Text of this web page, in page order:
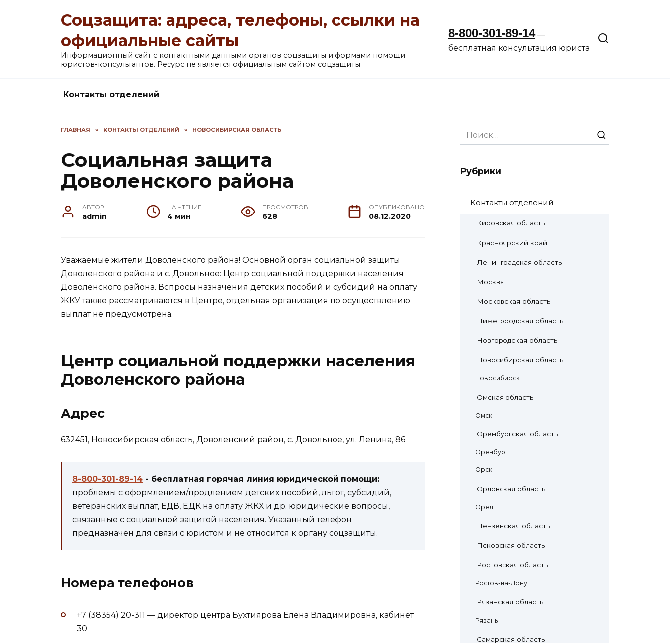
Соцзащита: адреса, телефоны, ссылки на
официальные сайты
Информационный сайт с контактными данными органов соцзащиты и формами помощи
юристов-консультантов. Ресурс не является официальным сайтом соцзащиты
8-800-301-89-14—
бесплатная консультация юриста
Контакты отделений
ГЛАВНАЯ » КОНТАКТЫ ОТДЕЛЕНИЙ » НОВОСИБИРСКАЯ ОБЛАСТЬ
Социальная защита
Доволенского района
АВТОР
admin
НА ЧТЕНИЕ
4 мин
ПРОСМОТРОВ
628
ОПУБЛИКОВАНО
08.12.2020
Уважаемые жители Доволенского района! Основной орган социальной защиты
Доволенского района и с. Довольное: Центр социальной поддержки населения
Доволенского района. Вопросы назначения детских пособий и субсидий на оплату
ЖКУ также рассматриваются в Центре, отдельная организация по осуществлению
выплат не предусмотрена.
Центр социальной поддержки населения
Доволенского района
Адрес
632451, Новосибирская область, Доволенский район, с. Довольное, ул. Ленина, 86
8-800-301-89-14 - бесплатная горячая линия юридической помощи:
проблемы с оформлением/продлением детских пособий, льгот, субсидий,
ветеранских выплат, ЕДВ, ЕДК на оплату ЖКХ и др. юридические вопросы,
связанные с социальной защитой населения. Указанный телефон
предназначен для связи с юристом и не относится к органу соцзащиты.
Номера телефонов
+7 (38354) 20-311 — директор центра Бухтиярова Елена Владимировна, кабинет
30
Search
for:
Рубрики
Контакты отделений
Кировская область
Красноярский край
Ленинградская область
Москва
Московская область
Нижегородская область
Новгородская область
Новосибирская область
Новосибирск
Омская область
Омск
Оренбургская область
Оренбург
Орск
Орловская область
Орёл
Пензенская область
Псковская область
Ростовская область
Ростов-на-Дону
Рязанская область
Рязань
Самарская область